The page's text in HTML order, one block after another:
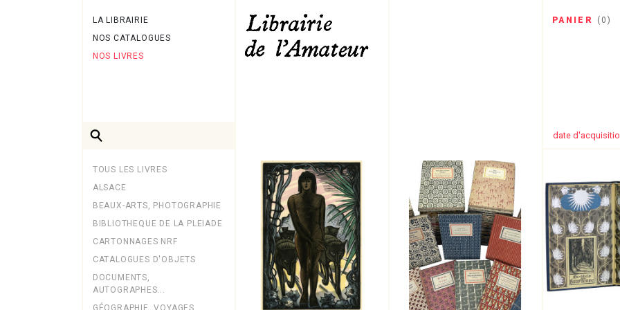
LA LIBRAIRIE
NOS CATALOGUES
NOS LIVRES
TOUS LES LIVRES
ALSACE
BEAUX-ARTS, PHOTOGRAPHIE
BIBLIOTHEQUE DE LA PLEIADE
CARTONNAGES NRF
CATALOGUES D'OBJETS
DOCUMENTS,
AUTOGRAPHES...
GÉOGRAPHIE, VOYAGES
PANIER ( 0)
date